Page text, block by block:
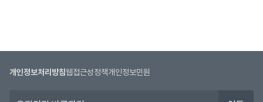
개인정보처리방침웹접근성정책개인정보민원